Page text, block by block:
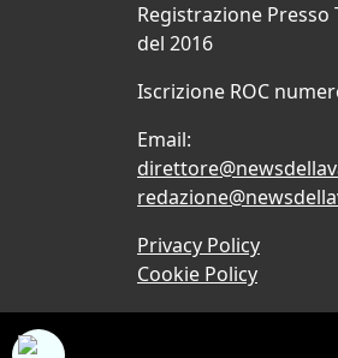
Registrazione Presso
del 2016
Iscrizione ROC
Email:
Privacy Policy
Cookie Policy